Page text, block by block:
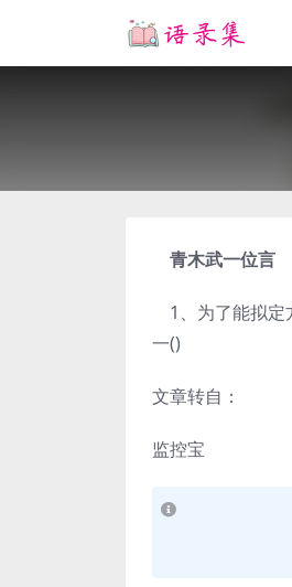
青木武一位言
1、为了能拟定
一()
文章转自：
监控宝